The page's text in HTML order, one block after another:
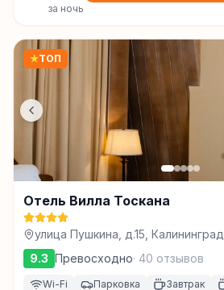
за ночь
★ТОП
Отель Вилла Тоскана
улица Пушкина, д.15, Калининград
9.3 Превосходно· 40 отзывов
Wi-Fi Парковка Завтрак